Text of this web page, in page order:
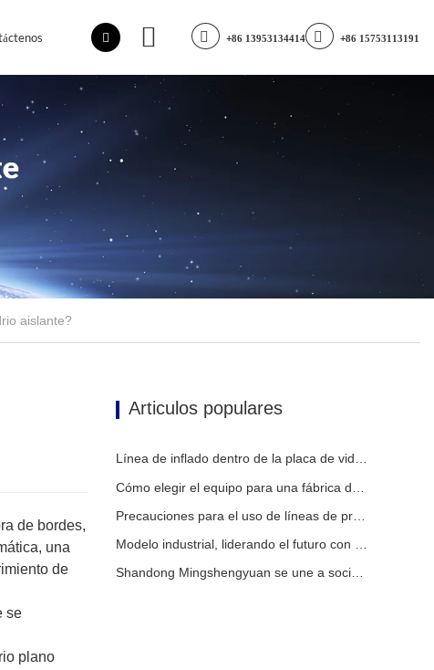
+86 13953134414 +86 15753113191
aislante?
de bordes,
una
de
se
plano
Articulos populares
Línea de inflado dentro de la placa de vidrio hueca
Precauciones para el uso de líneas de producción de vidrio aislante totalmente automáticas en verano
Shandong Mingshengyuan se une a socios globales para marcar el comienzo de una nueva era en equipos de vidrio aislante.